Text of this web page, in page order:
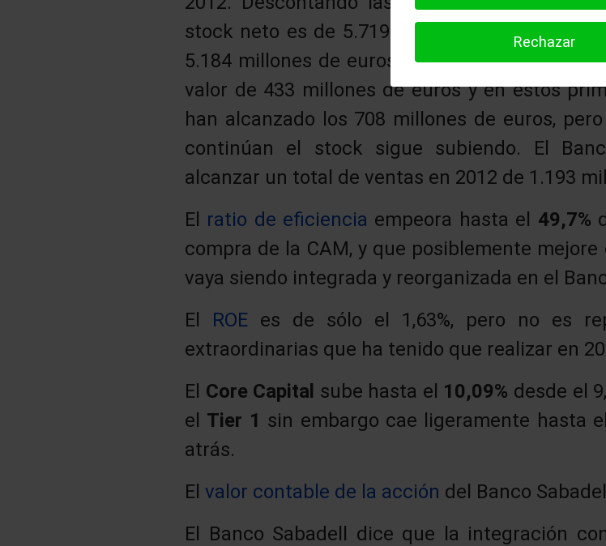
stock neto es de 5.719 millones de euros.
5.184 millones de euros. En los 9 primeros
valor de 433 millones de euros y en estos
han alcanzado los 708 millones de euros,
continúan el stock sigue subiendo. El
alcanzar un total de ventas en 2012 de 1.193
El ratio de eficiencia empeora hasta el 49,7%
compra de la CAM, y que posiblemente
vaya siendo integrada y reorganizada en el
El ROE es de sólo el 1,63%, pero no es
extraordinarias que ha tenido que realizar en
El Core Capital sube hasta el 10,09% desde el
el Tier 1 sin embargo cae ligeramente hasta el
atrás.
El valor contable de la acción del Banco
El Banco Sabadell dice que la integración
Rechazar